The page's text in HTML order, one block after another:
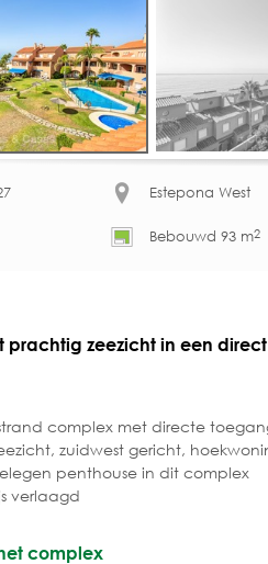
Estepona West
Bebouwd 93 m2
prachtig zeezicht in een
strand complex met directe
zuidwest gericht,
penthouse in dit complex
verlaagd
complex